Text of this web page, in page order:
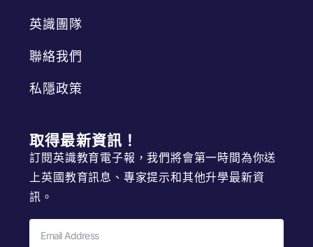
英識團隊
聯絡我們
私隱政策
取得最新資訊！
訂閱英識教育電子報，我們將會第一時間為你送
上英國教育訊息、專家提示和其他升學最新資
訊。